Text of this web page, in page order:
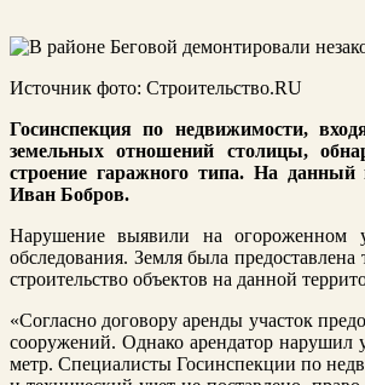
Источник фото: Строительство.RU
Госинспекция по недвижимости,
земельных отношений столицы,
строение гаражного типа. На данный
Иван Бобров.
Нарушение выявили на огороженном
обследования. Земля была
строительство объектов на данной
«Согласно договору аренды участок
сооружений. Однако арендатор нарушил
метр. Специалисты Госинспекции по